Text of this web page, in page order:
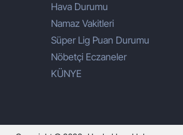
Hava Durumu
Namaz Vakitleri
Süper Lig Puan Durumu
Nöbetçi Eczaneler
KÜNYE